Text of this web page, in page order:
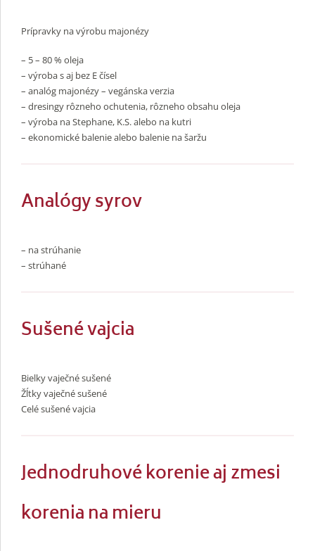
Prípravky na výrobu majonézy
– 5 – 80 % oleja
– výroba s aj bez E čísel
– analóg majonézy – vegánska verzia
– dresingy rôzneho ochutenia, rôzneho obsahu oleja
– výroba na Stephane, K.S. alebo na kutri
– ekonomické balenie alebo balenie na šaržu
Analógy syrov
– na strúhanie
– strúhané
Sušené vajcia
Bielky vaječné sušené
Žĺtky vaječné sušené
Celé sušené vajcia
Jednodruhové korenie aj zmesi
korenia na mieru